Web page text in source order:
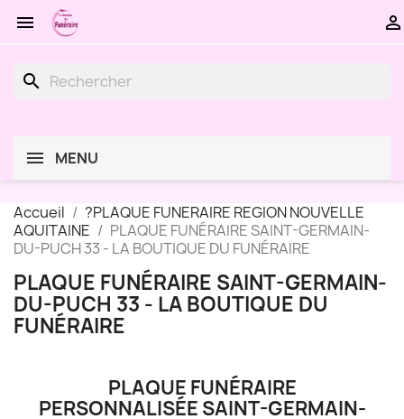
 
search
MENU
Accueil
?PLAQUE FUNERAIRE REGION NOUVELLE
AQUITAINE
PLAQUE FUNÉRAIRE SAINT-GERMAIN-
DU-PUCH 33 - LA BOUTIQUE DU FUNÉRAIRE
PLAQUE FUNÉRAIRE SAINT-GERMAIN-
DU-PUCH 33 - LA BOUTIQUE DU
FUNÉRAIRE
PLAQUE FUNÉRAIRE
PERSONNALISÉE SAINT-GERMAIN-